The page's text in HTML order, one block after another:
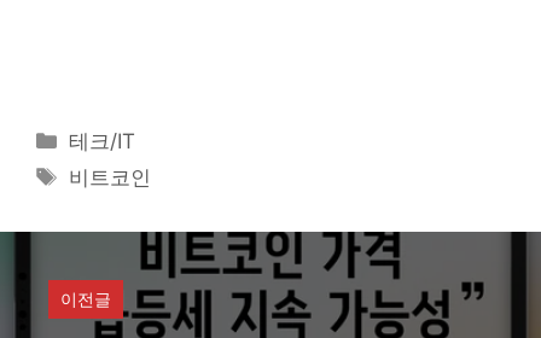
카
테
리
테크/IT
태
비트코인
이전글